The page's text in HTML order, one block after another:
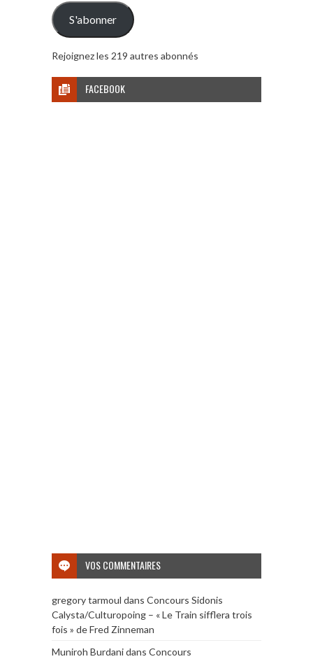
mail
S'abonner
Rejoignez les 219 autres abonnés
FACEBOOK
VOS COMMENTAIRES
gregory tarmoul dans Concours Sidonis
Calysta/Culturopoing – « Le Train sifflera trois
fois » de Fred Zinneman
Muniroh Burdanidans Concours